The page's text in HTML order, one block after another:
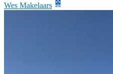
Wes Makelaars